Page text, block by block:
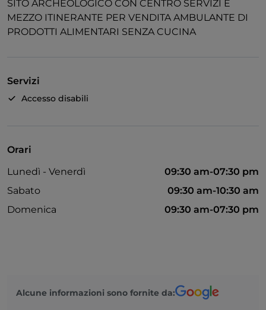
SITO ARCHEOLOGICO CON CENTRO SERVIZI E
MEZZO ITINERANTE PER VENDITA AMBULANTE DI
PRODOTTI ALIMENTARI SENZA CUCINA
Servizi
Accesso disabili
Orari
Lunedì - Venerdì
09:30 am-07:30 pm
Sabato
09:30 am-10:30 am
Domenica
09:30 am-07:30 pm
Alcune informazioni sono fornite da: